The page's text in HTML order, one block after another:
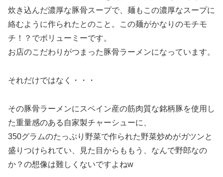
炊き込んだ濃厚な豚骨スープで、麺もこの濃厚なスープに
絡むように作られたとのこと。この麺がかなりのモチモ
チ！？でボリューミーです。
お店のこだわりがつまった豚骨ラーメンになっています。
それだけではなく・・・
その豚骨ラーメンにスペイン産の筋肉質な銘柄豚を使用し
た重量感のある自家製チャーシューに、
350グラムのたっぷり野菜で作られた野菜炒めがガツンと
盛りつけられてい、見た目からももう、なんで野郎なの
か？の想像は難しくないですよねw